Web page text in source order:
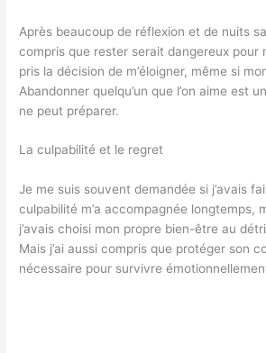
Après beaucoup de réflexion et de nuits
compris que rester serait dangereux pour
pris la décision de m’éloigner, même si
Abandonner quelqu’un que l’on aime est
ne peut préparer.
La culpabilité et le regret
Je me suis souvent demandée si j’avais
culpabilité m’a accompagnée longtemps,
j’avais choisi mon propre bien-être au
Mais j’ai aussi compris que protéger son
nécessaire pour survivre